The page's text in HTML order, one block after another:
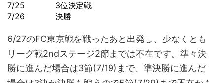
7/25 3位決定戦
7/26 決勝
6/27のFC東京戦を戦ったあと出発し、少なくとも
リーグ戦2ndステージ2節までは不在です。準々決
勝に進んだ場合は3節(7/19)まで、準決勝に進んだ